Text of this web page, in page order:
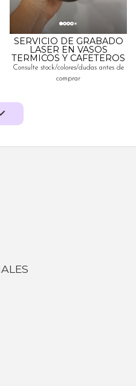
SERVICIO DE GRABADO
LASER EN VASOS
TERMICOS Y CAFETEROS
Consulte stock/colores/dudas antes de
comprar